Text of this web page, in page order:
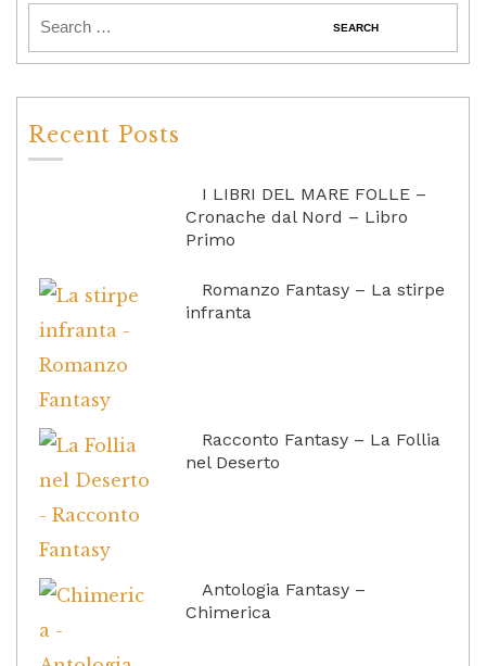
Recent Posts
I LIBRI DEL MARE FOLLE –
Cronache dal Nord – Libro
Primo
Romanzo Fantasy – La stirpe
infranta
Racconto Fantasy – La Follia
nel Deserto
Antologia Fantasy –
Chimerica